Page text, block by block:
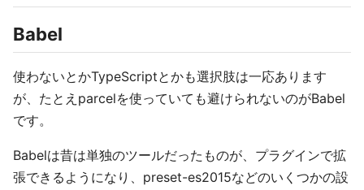
Babel
使わないとかTypeScriptとかも選択肢は一応あります
が、たとえparcelを使っていても避けられないのがBabel
です。
Babelは昔は単独のツールだったものが、プラグインで拡
張できるようになり、preset-es2015などのいくつかの設